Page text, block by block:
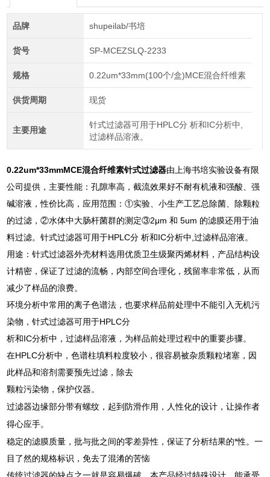
品牌 shupeilab/书培
货号 SP-MCEZSLQ-2233
规格 0.22um*33mm(100个/盒)MCE混合纤维素
供货周期 现货
主要用途
针式过滤器可用于HPLC分 析和IC分析中,
过滤样品溶液。
0.22um*33mmMCE混合纤维素针式过滤器由上海书培实验设备有限
公司提供，主要性能：孔隙率高，截流效果好不耐有机液和强酸、强
碱溶液，性价比高，应用范围：①实验、小生产工艺总除菌、除颗粒
的过滤，②水体中大肠杆菌群的测定③2μm 和 5um 的滤膜还用于油
料过滤。针式过滤器可用于HPLC分 析和IC分析中,过滤样品溶液。
用途：针式过滤器外壳材料选用优质卫生级聚丙烯材料，产品结构设
计精密，保证了过滤的流畅，内部空间合理化，残留率非常低，从而
减少了样品的浪费。
环境分析中常用的离子色谱法，也要求样品前处理中不能引入无机污
染物，针式过滤器可用于HPLC分
析和IC分析中，过滤样品溶液，为样品前处理过程中的重要步骤。
在HPLC分析中，色谱柱填料粒度较小，很容易被杂质颗粒堵塞，因
此样品和溶剂需要预先过滤，除去
颗粒污染物，保护仪器。
过滤器边缘部分带有螺纹，起到防滑作用，人性化的设计，让操作者
得心应手。
稳定的滤膜质量，批与批之间的零差异性，保证了分析结果的*性。一
目了然的规格标识，免去了混淆的苦恼